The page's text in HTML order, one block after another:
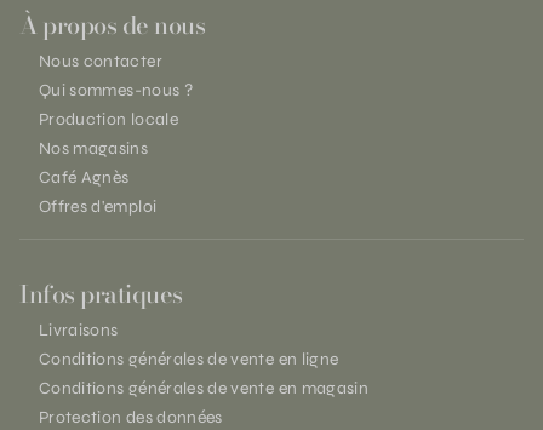
À propos de nous
Nous contacter
Qui sommes-nous ?
Production locale
Nos magasins
Café Agnès
Offres d'emploi
Infos pratiques
Livraisons
Conditions générales de vente en ligne
Conditions générales de vente en magasin
Protection des données